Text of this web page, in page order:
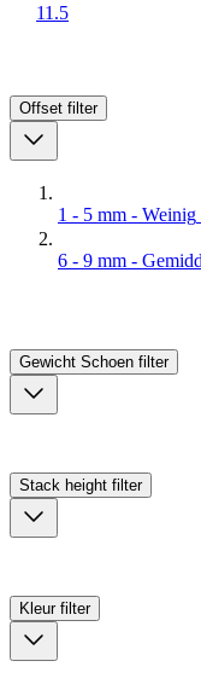
11.5
Offset filter
1 - 5 mm - Weinig
6 - 9 mm -
Gewicht Schoen filter
Stack height filter
Kleur filter